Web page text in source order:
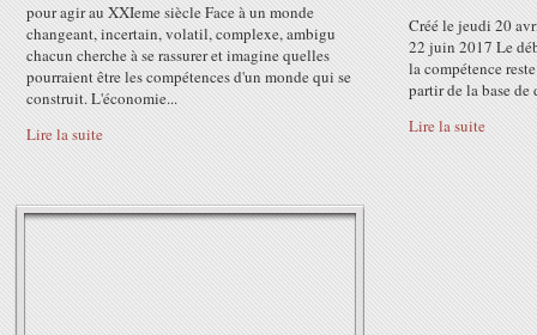
pour agir au XXIeme siècle Face à un monde
changeant, incertain, volatil, complexe, ambigu
chacun cherche à se rassurer et imagine quelles
pourraient être les compétences d'un monde qui se
construit. L'économie...
Lire la suite
Créé le jeudi 20
22 juin 2017 Le
la compétence
partir de la base de
Lire la suite